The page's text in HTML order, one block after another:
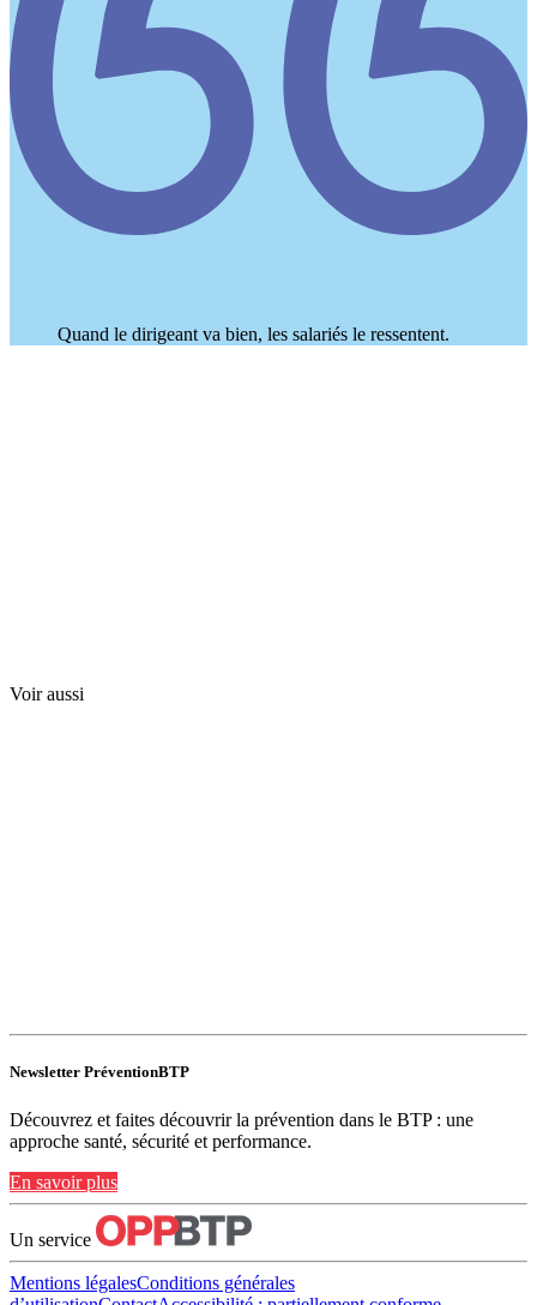
Quand le dirigeant va bien, les salariés le ressentent.
Voir aussi
Newsletter PréventionBTP
Découvrez et faites découvrir la prévention dans le BTP : une
approche santé, sécurité et performance.
En savoir plus
Un service
Mentions légalesConditions générales